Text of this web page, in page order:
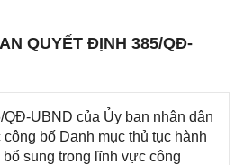
QUYẾT ĐỊNH 385/QĐ-
QĐ-UBND của Ủy ban nhân dân
bố Danh mục thủ tục hành
sung trong lĩnh vực công